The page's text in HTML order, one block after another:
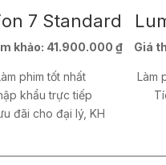
7 Standard
khảo: 41.900.000 ₫
phim tốt nhất
khẩu trực tiếp
đãi cho đại lý, KH
Giá
Làm